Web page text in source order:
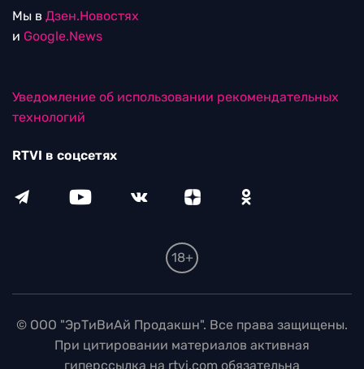
Мы в Дзен.Новостях
и Google.News
Уведомление об использовании рекомендательных
технологий
RTVI в соцсетях
18+
© ООО "ЭрТиВиАй Продакшн". Все права защищены.
При цитировании материалов активная
гиперссылка на rtvi.com обязательна